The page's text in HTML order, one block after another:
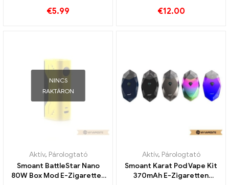
€5.99
cigaretta nagykereskedés
€12.00
NINCS
RAKTÁRON
Aktív, Párologtató
Smoant BattleStar Nano
80W Box Mod E-Zigaretten
Aktív, Párologtató
Smoant Karat Pod Vape Kit
370mAh E-Zigaretten